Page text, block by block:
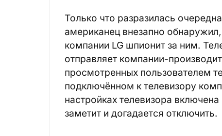
Только что разразилась
американец внезапно
компании LG шпионит за ним.
отправляет компании-
просмотренных пользователем
подключённом к телевизору
настройках телевизора
заметит и догадается отключить.